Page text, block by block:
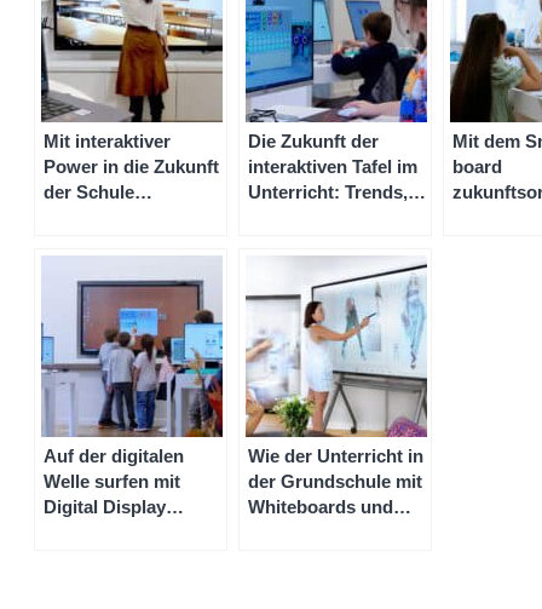
Mit interaktiver
Power in die Zukunft
der Schule
interaktiven Tafeln
Die Zukunft der
interaktiven Tafel im
Unterricht: Trends,
elektronischer Tafeln
auf Schule und
Unterricht
Mit dem
board
Auf der digitalen
Welle surfen mit
Digital Display
Wie der Unterricht in
der Grundschule mit
Whiteboards und